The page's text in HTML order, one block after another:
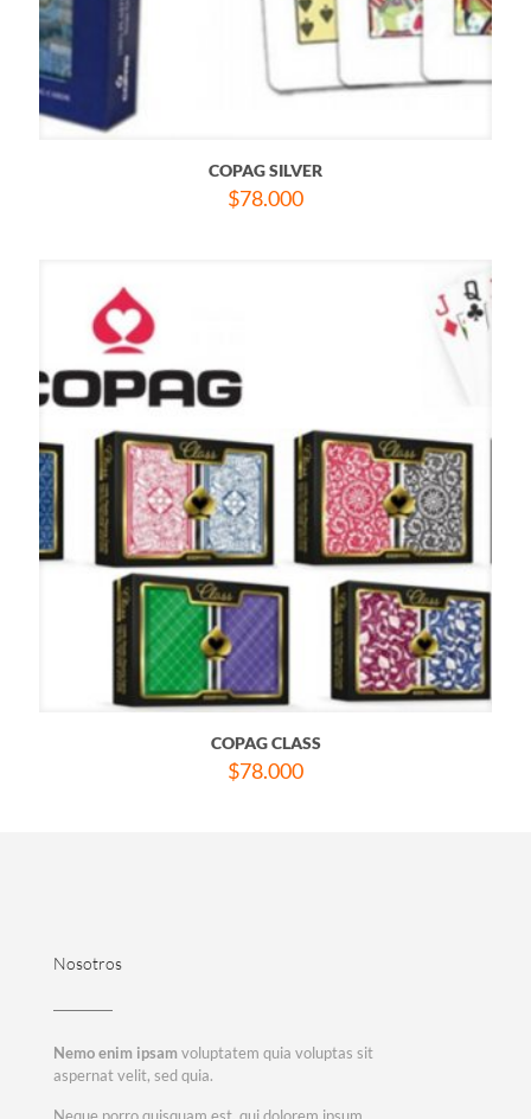
COPAG SILVER
$78.000
COPAG CLASS
$78.000
Nosotros
Nemo enim ipsam voluptatem quia voluptas sit
aspernat velit, sed quia.